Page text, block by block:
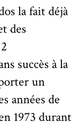
la fait déjà
des
succès à la
un
années de
1973 durant